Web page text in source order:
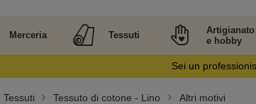
Merceria Tessuti
Artigianato
e hobby
Sei un
Tessuti Tessuto di cotone - Lino Altri motivi